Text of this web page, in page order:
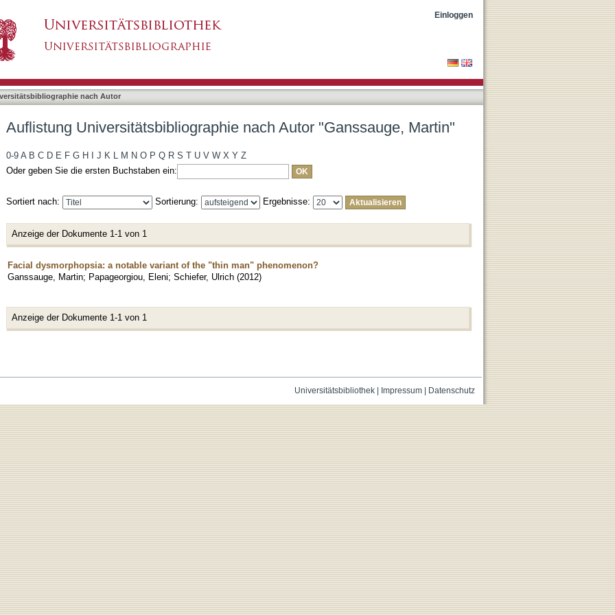
Einloggen
nach Autor
Auflistung Universitätsbibliographie nach Autor "Ganssauge, Martin"
0-9 A B C D E F G H J K L M N O P Q R S T U V W X Y Z
Oder geben Sie die ersten Buchstaben ein:
Sortiert nach: Sortierung: Ergebnisse:
Anzeige der Dokumente 1-1 von 1
Facial dysmorphopsia: a notable variant of the "thin man" phenomenon?
Ganssauge, Martin; Papageorgiou, Eleni; Schiefer, Ulrich (2012)
Anzeige der Dokumente 1-1 von 1
Universitätsbibliothek| Impressum| Datenschutz